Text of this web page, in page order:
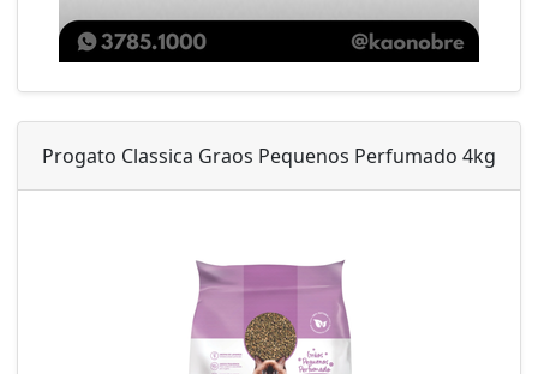
Progato Classica Graos Pequenos Perfumado 4kg